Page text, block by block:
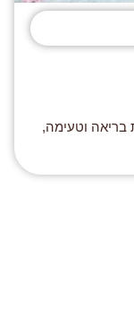
בריאה וטעימה,